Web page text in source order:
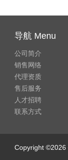
导航 Menu
公司简介
销售网络
代理资质
售后服务
人才招聘
联系方式
Copyright ©2026